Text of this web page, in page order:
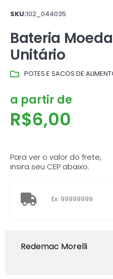
SKU:102_044035
Bateria
Unitário
POTES E SACOS DE
a partir de
R$6,00
Para ver o valor do frete,
insira seu CEP abaixo:
Redemac Morelli